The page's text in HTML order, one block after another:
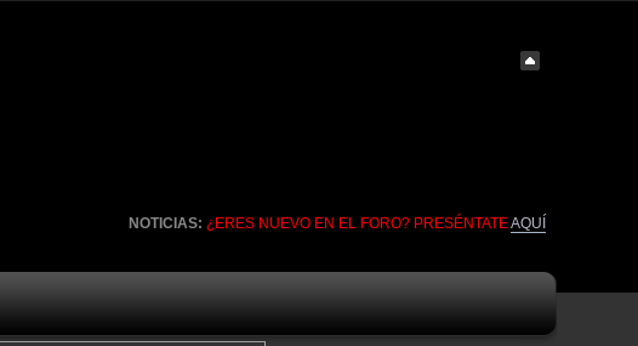
NOTICIAS: ¿ERES NUEVO EN EL FORO? PRESÉNTATEAQUÍ